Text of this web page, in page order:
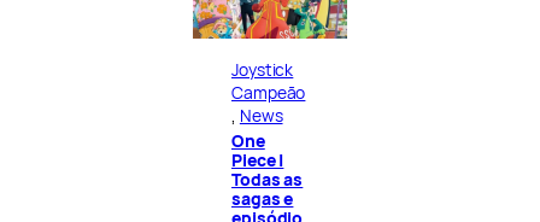
Joystick
Campeão
News
One
Piece |
Todas as
sagas e
episódio